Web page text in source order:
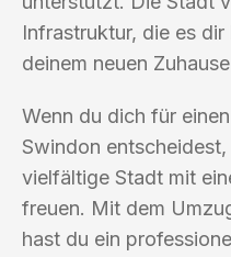
Infrastruktur, die es
deinem neuen
Wenn du dich für
Swindon
vielfältige Stadt mit
freuen. Mit dem
hast du ein